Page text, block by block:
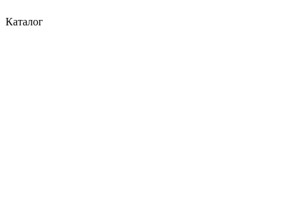
Каталог